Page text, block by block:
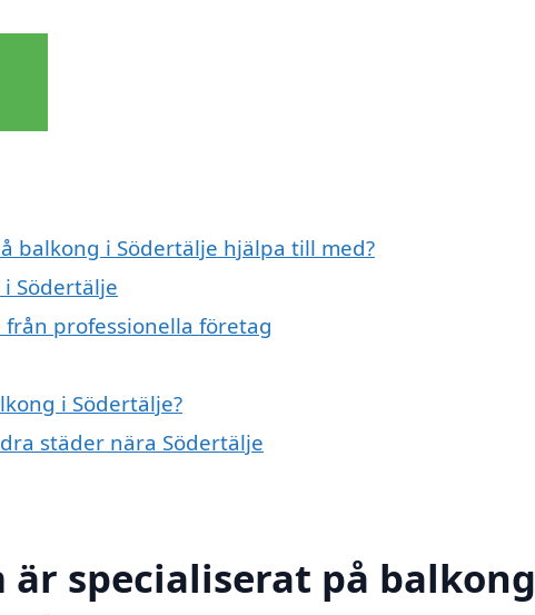
balkong i Södertälje hjälpa till med?
Södertälje
professionella företag
i Södertälje?
städer nära Södertälje
specialiserat på balkong